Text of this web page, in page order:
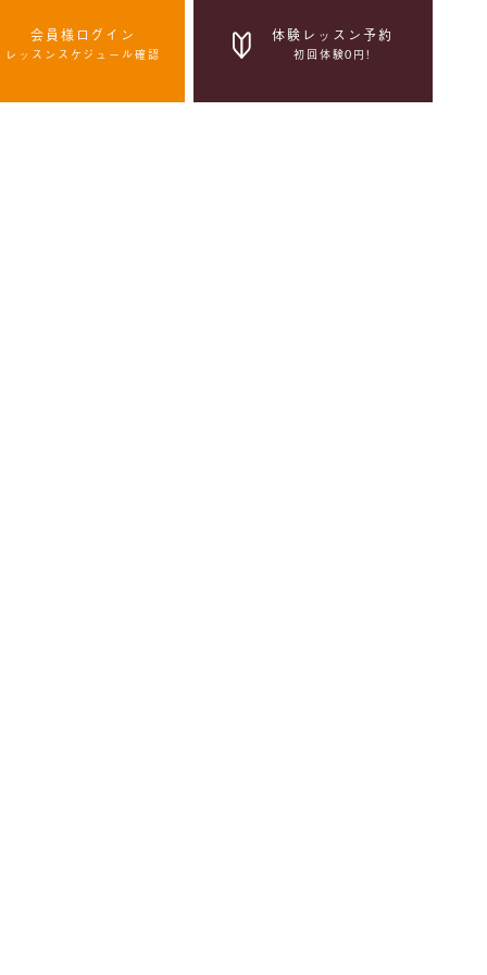
会員様ログイン
レッスンスケジュール確認
体験レッスン予約
初回体験0円!